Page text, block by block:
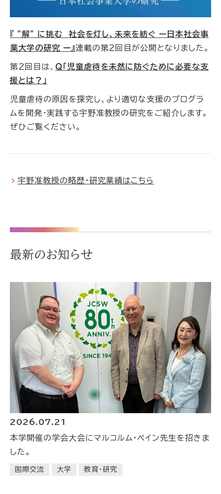
『 "解" に挑む 社会を灯し、未来を紡ぐ ー日本社会事
業大学の研究 ー』連載の第２回目が公開となりました。
第２回目は、 Ｑ「児童虐待を未然に防ぐために必要な支
援とは？」
児童虐待の原因を探究し、より適切な支援のプログラ
ムを開発・実践する宇野准教授の研究をご紹介します。
ぜひご覧ください。
宇野准教授の略歴・研究業績はこちら
最新のお知らせ
2026.07.21
本学開催の学会大会にマルコルム・ペイン先生を招きま
した。
国際交流 大学 教育・研究